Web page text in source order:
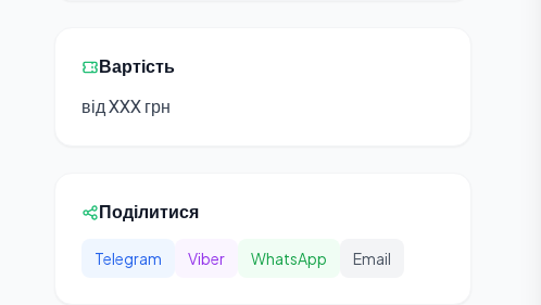
Вартість
від XXX грн
Поділитися
Telegram Viber WhatsApp Email